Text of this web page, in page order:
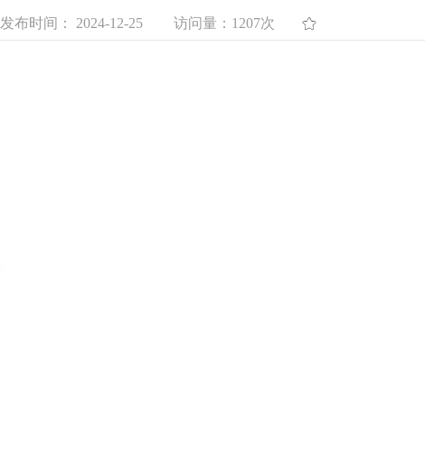
发布时间： 2024-12-25 访问量： 1207次